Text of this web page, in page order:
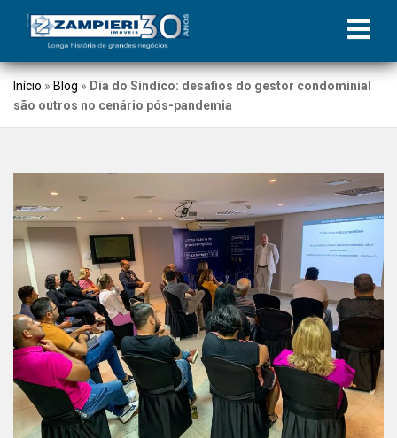
Início » Blog » Dia do Síndico: desafios do gestor condominial
são outros no cenário pós-pandemia